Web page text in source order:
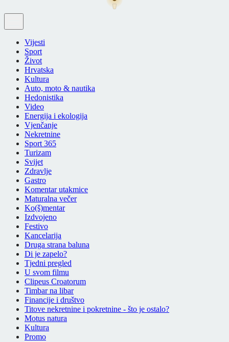
Vijesti
Sport
Život
Hrvatska
Kultura
Auto, moto & nautika
Hedonistika
Video
Energija i ekologija
Vjenčanje
Nekretnine
Sport 365
Turizam
Svijet
Zdravlje
Gastro
Komentar utakmice
Maturalna večer
Ko(š)mentar
Izdvojeno
Festivo
Kancelarija
Druga strana baluna
Di je zapelo?
Tjedni pregled
U svom filmu
Clipeus Croatorum
Timbar na libar
Financije i društvo
Titove nekretnine i pokretnine - što je ostalo?
Motus natura
Kultura
Promo